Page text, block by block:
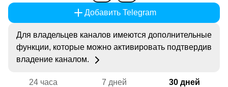
Добавить Telegram
Для владельцев каналов имеются дополнительные
функции, которые можно активировать подтвердив
владение каналом.
24 часа 7 дней 30 дней